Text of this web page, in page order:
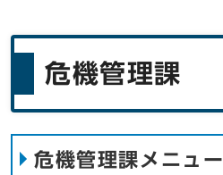
危機管理課
危機管理課メニュー